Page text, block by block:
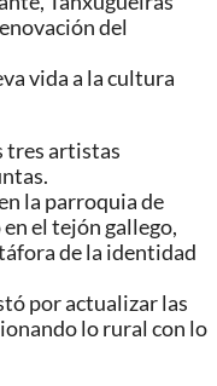
del
vida a la cultura
tres artistas
la parroquia de
el tejón gallego,
de la identidad
por actualizar las
lo rural con lo